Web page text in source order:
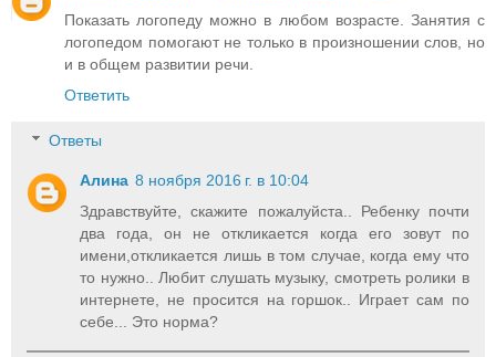
Показать логопеду можно в любом возрасте. Занятия с
логопедом помогают не только в произношении слов, но
и в общем развитии речи.
Ответить
Ответы
Алина 8 ноября 2016 г. в 10:04
Здравствуйте, скажите пожалуйста.. Ребенку почти
два года, он не откликается когда его зовут по
имени,откликается лишь в том случае, когда ему что
то нужно.. Любит слушать музыку, смотреть ролики в
интернете, не просится на горшок.. Играет сам по
себе... Это норма?